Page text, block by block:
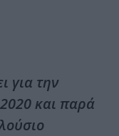
για την
και παρά